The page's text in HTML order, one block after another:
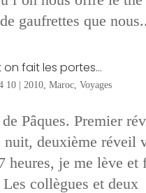
gaufrettes que
on fait les portes…
10| 2010, Maroc, Voyages
Pâques. Premier
nuit, deuxième réveil
heures, je me lève et
collègues et deux